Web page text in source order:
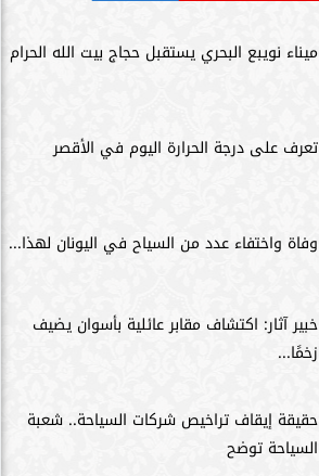
ميناء نويبع البحري يستقبل حجاج بيت الله الحرام
تعرف على درجة الحرارة اليوم في الأقصر
وفاة واختفاء عدد من السياح في اليونان لهذا...
خبير آثار: اكتشاف مقابر عائلية بأسوان يضيف
زخمًا...
حقيقة إيقاف تراخيص شركات السياحة.. شعبة
السياحة توضح